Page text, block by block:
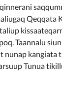
Qeqqata
Taannalu
nunap kangiata
Tunua